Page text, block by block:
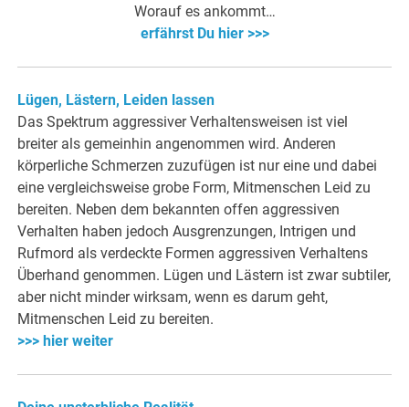
Worauf es ankommt…
erfährst Du hier >>>
Lügen, Lästern, Leiden lassen
Das Spektrum aggressiver Verhaltensweisen ist viel
breiter als gemeinhin angenommen wird. Anderen
körperliche Schmerzen zuzufügen ist nur eine und dabei
eine vergleichsweise grobe Form, Mitmenschen Leid zu
bereiten. Neben dem bekannten offen aggressiven
Verhalten haben jedoch Ausgrenzungen, Intrigen und
Rufmord als verdeckte Formen aggressiven Verhaltens
Überhand genommen. Lügen und Lästern ist zwar subtiler,
aber nicht minder wirksam, wenn es darum geht,
Mitmenschen Leid zu bereiten.
>>> hier weiter